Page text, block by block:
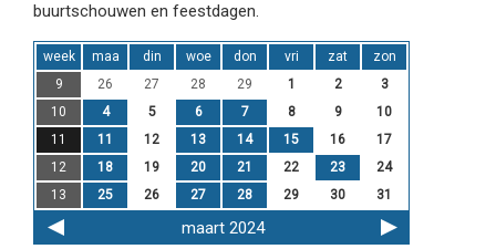
buurtschouwen en feestdagen.
week maa din woe don vri zat
zon
9
26 27 28 29 1 2
3
10
4 5 6 7 8 9
10
11
11 12 13 14 15 16
17
12
18 19 20 21 22 23
24
13
25 26 27 28 29 30 31
maart 2024